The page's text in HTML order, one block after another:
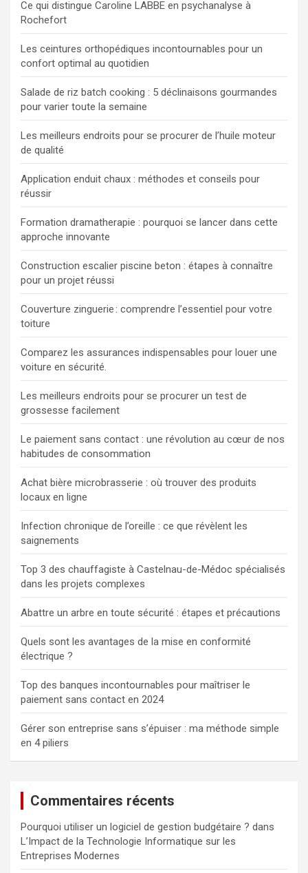
Ce qui distingue Caroline LABBE en psychanalyse à
Rochefort
Les ceintures orthopédiques incontournables pour un
confort optimal au quotidien
Salade de riz batch cooking : 5 déclinaisons gourmandes
pour varier toute la semaine
Les meilleurs endroits pour se procurer de l’huile moteur
de qualité
Application enduit chaux : méthodes et conseils pour
réussir
Formation dramatherapie : pourquoi se lancer dans cette
approche innovante
Construction escalier piscine beton : étapes à connaître
pour un projet réussi
Couverture zinguerie : comprendre l’essentiel pour votre
toiture
Comparez les assurances indispensables pour louer une
voiture en sécurité.
Les meilleurs endroits pour se procurer un test de
grossesse facilement
Le paiement sans contact : une révolution au cœur de nos
habitudes de consommation
Achat bière microbrasserie : où trouver des produits
locaux en ligne
Infection chronique de l’oreille : ce que révèlent les
saignements
Top 3 des chauffagiste à Castelnau-de-Médoc spécialisés
dans les projets complexes
Abattre un arbre en toute sécurité : étapes et précautions
Quels sont les avantages de la mise en conformité
électrique ?
Top des banques incontournables pour maîtriser le
paiement sans contact en 2024
Gérer son entreprise sans s’épuiser : ma méthode simple
en 4 piliers
Commentaires récents
Pourquoi utiliser un logiciel de gestion budgétaire ? dans
L’Impact de la Technologie Informatique sur les
Entreprises Modernes